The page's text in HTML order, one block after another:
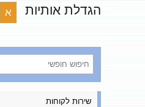
הגדלת אותיות א
שירות לקוחות